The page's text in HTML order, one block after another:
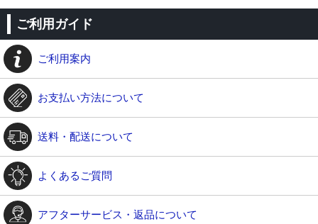
ご利用ガイド
ご利用案内
お支払い方法について
送料・配送について
よくあるご質問
アフターサービス・返品について